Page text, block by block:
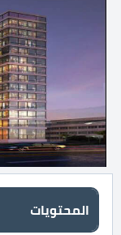
المحتويات